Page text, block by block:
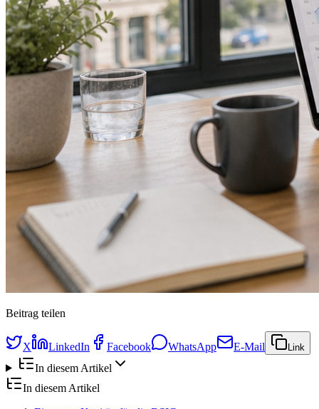
Beitrag teilen
X LinkedIn Facebook WhatsApp E-Mail Link
In diesem Artikel
In diesem Artikel